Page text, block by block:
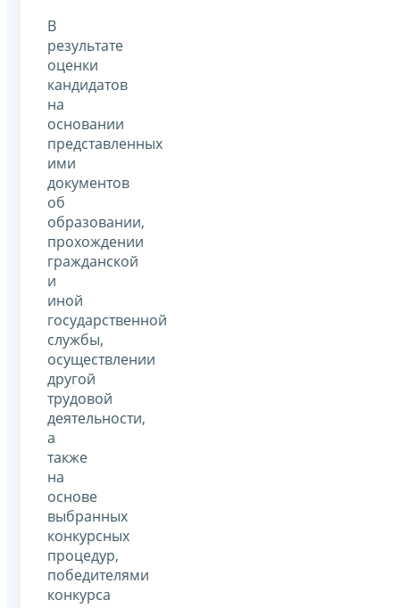
В
результате
оценки
кандидатов
на
основании
представленных
ими
документов
об
образовании,
прохождении
гражданской
и
иной
государственной
службы,
осуществлении
другой
трудовой
деятельности,
а
также
на
основе
выбранных
конкурсных
процедур,
победителями
конкурса